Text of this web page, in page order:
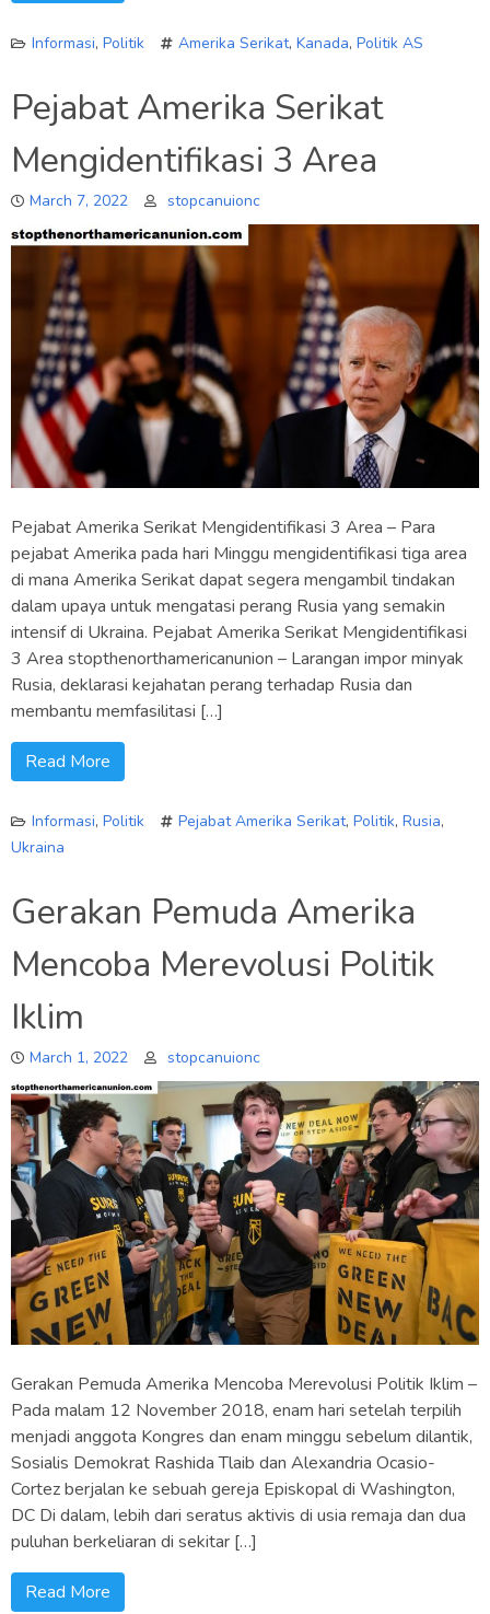
Informasi, Politik Amerika Serikat, Kanada, Politik AS
Pejabat Amerika Serikat
Mengidentifikasi 3 Area
March 7, 2022 stopcanuionc
Pejabat Amerika Serikat Mengidentifikasi 3 Area – Para
pejabat Amerika pada hari Minggu mengidentifikasi tiga area
di mana Amerika Serikat dapat segera mengambil tindakan
dalam upaya untuk mengatasi perang Rusia yang semakin
intensif di Ukraina. Pejabat Amerika Serikat Mengidentifikasi
3 Area stopthenorthamericanunion – Larangan impor minyak
Rusia, deklarasi kejahatan perang terhadap Rusia dan
membantu memfasilitasi […]
Read More
Informasi, Politik Pejabat Amerika Serikat, Politik, Rusia,
Ukraina
Gerakan Pemuda Amerika
Mencoba Merevolusi Politik
Iklim
March 1, 2022 stopcanuionc
Gerakan Pemuda Amerika Mencoba Merevolusi Politik Iklim –
Pada malam 12 November 2018, enam hari setelah terpilih
menjadi anggota Kongres dan enam minggu sebelum dilantik,
Sosialis Demokrat Rashida Tlaib dan Alexandria Ocasio-
Cortez berjalan ke sebuah gereja Episkopal di Washington,
DC Di dalam, lebih dari seratus aktivis di usia remaja dan dua
puluhan berkeliaran di sekitar […]
Read More